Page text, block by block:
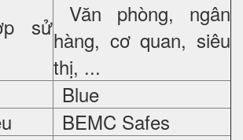
sử Văn phòng, ngân
hàng, cơ quan, siêu
thị, ...
Blue
BEMC Safes